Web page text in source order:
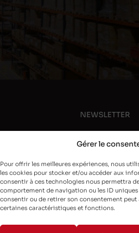
Gérer le
Pour offrir les meilleures expériences, nous
les cookies pour stocker et/ou accéder aux
consentir à ces technologies nous permettra
comportement de navigation ou les ID uniques
consentir ou de retirer son consentement
certaines caractéristiques et fonctions.
NEWSLETTER